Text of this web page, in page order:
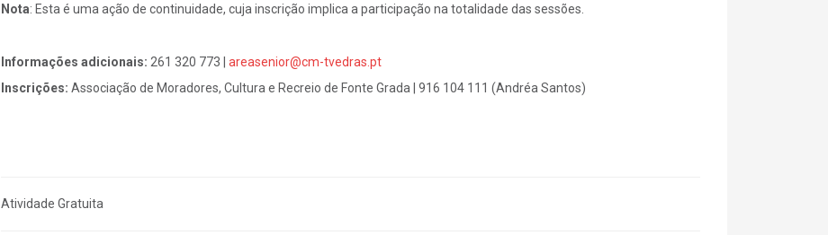
Nota: Esta é uma ação de continuidade, cuja inscrição implica a participação na totalidade das sessões.
Informações adicionais: 261 320 773 | areasenior@cm-tvedras.pt
Inscrições: Associação de Moradores, Cultura e Recreio de Fonte Grada | 916 104 111 (Andréa Santos)
Atividade Gratuita